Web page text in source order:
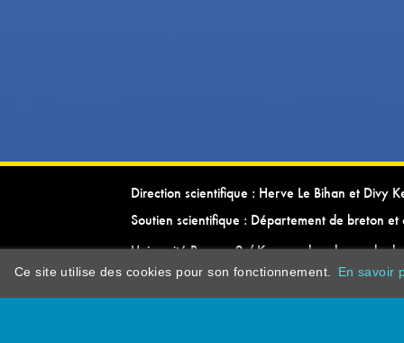
Direction scientifique : Herve Le Bihan et Divy
Soutien scientifique : Département de breton et
Université Rennes 2 / Kevrenn brezhoneg ha
Ce site utilise des cookies pour son fonctionnement. En savoir